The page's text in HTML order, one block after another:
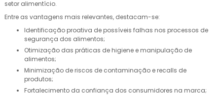
setor alimentício.
Entre as vantagens mais relevantes, destacam-se:
Identificação proativa de possíveis falhas nos processos de
segurança dos alimentos;
Otimização das práticas de higiene e manipulação de
alimentos;
Minimização de riscos de contaminação e recalls de
produtos;
Fortalecimento da confiança dos consumidores na marca;